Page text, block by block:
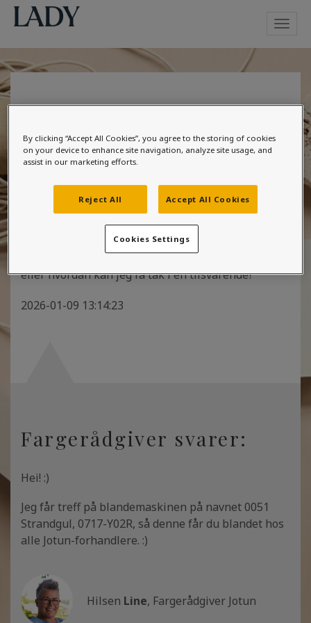
Kategorier:
Hei! Jeg har funnet en gammel fargekode fra Jotun
som jeg ønsker å teste på veggen hjemme, kalt
0051 Strandgul 0717-Y02R. Hva heter denne idag,
eller hvordan kan jeg få tak i en tilsvarende?
2026-01-09 13:14:23
Fargerådgiver svarer:
Hei! :)
Jeg får treff på blandemaskinen på navnet 0051
Strandgul, 0717-Y02R, så denne får du blandet hos
alle Jotun-forhandlere. :)
Hilsen Line, Fargerådgiver Jotun
By clicking “Accept All Cookies”, you agree to the storing of cookies
on your device to enhance site navigation, analyze site usage, and
assist in our marketing efforts.
Reject All Accept All Cookies
Cookies Settings